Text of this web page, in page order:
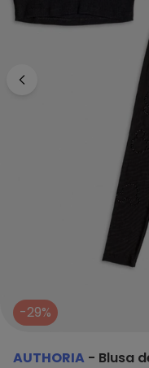
-29%
AUTHORIA - Blusa